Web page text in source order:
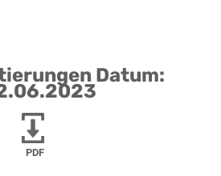
Datum:
PDF